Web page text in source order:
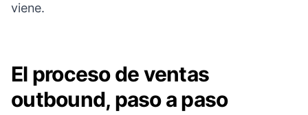
viene.
El proceso de ventas
outbound, paso a paso